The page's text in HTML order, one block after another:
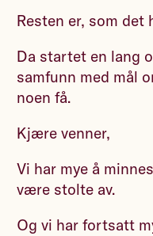
Resten er, som det
Da startet en lang
samfunn med mål
noen få.
Kjære venner,
Vi har mye å
være stolte av.
Og vi har fortsatt